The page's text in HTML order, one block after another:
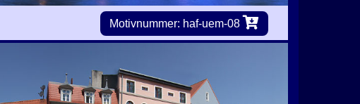
Motivnummer: haf-uem-08